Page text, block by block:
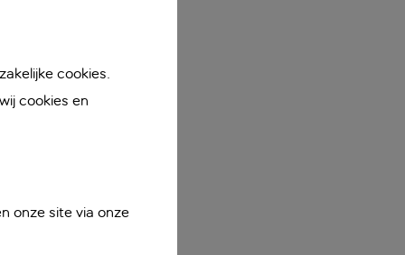
cookies.
cookies en
onze site via onze